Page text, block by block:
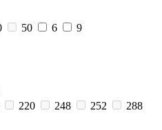
50 6
9
220 248 252
288